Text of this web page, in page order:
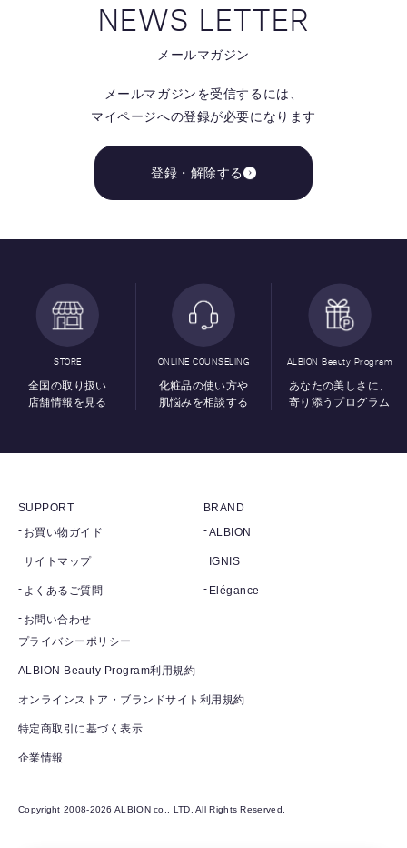
NEWS LETTER
メールマガジン
メールマガジンを受信するには、
マイページへの登録が必要になります
登録・解除する
STORE
全国の取り扱い
店舗情報を見る
ONLINE COUNSELING
化粧品の使い方や
肌悩みを相談する
ALBION Beauty Program
あなたの美しさに、
寄り添うプログラム
SUPPORT
お買い物ガイド
サイトマップ
よくあるご質問
お問い合わせ
BRAND
ALBION
IGNIS
Elégance
プライバシーポリシー
ALBION Beauty Program利用規約
オンラインストア・ブランドサイト利用規約
特定商取引に基づく表示
企業情報
Copyright 2008-2026 ALBION co., LTD. All Rights Reserved.